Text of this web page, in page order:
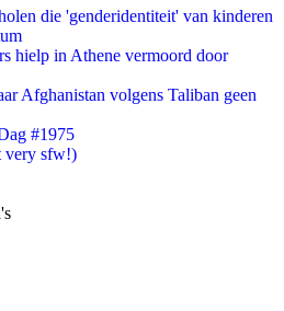
die 'genderidentiteit' van kinderen
hielp in Athene vermoord door
Afghanistan volgens Taliban geen
#1975
very sfw!)